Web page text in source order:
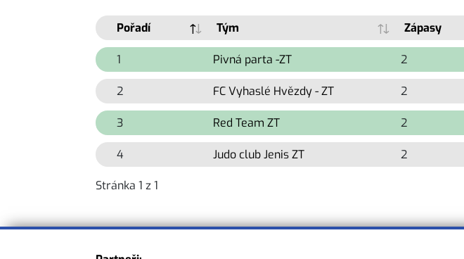
Pořadí Tým Zápasy
1 Pivná parta -ZT 2
2 FC Vyhaslé Hvězdy - ZT 2
3 Red Team ZT 2
4 Judo club Jenis ZT 2
Stránka 1 z 1